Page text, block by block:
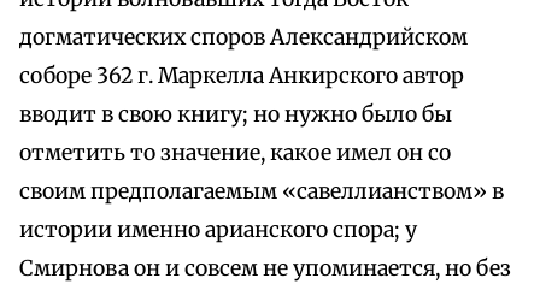
догматических споров Александрийском
соборе 362 г. Маркелла Анкирского автор
вводит в свою книгу; но нужно было бы
отметить то значение, какое имел он со
своим предполагаемым «савеллианством» в
истории именно арианского спора; у
Смирнова он и совсем не упоминается, но без